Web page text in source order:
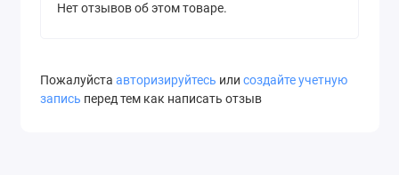
Нет отзывов об этом товаре.
Пожалуйста авторизируйтесь или создайте учетную
запись перед тем как написать отзыв